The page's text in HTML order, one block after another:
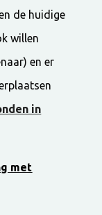
de huidige
willen
en er
in
met